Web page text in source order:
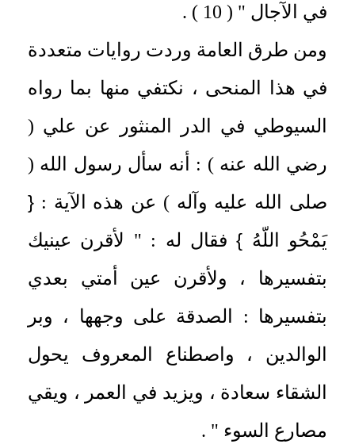
في الآجال " ( 10 ) .
ومن طرق العامة وردت روايات متعددة
في هذا المنحى ، نكتفي منها بما رواه
السيوطي في الدر المنثور عن علي (
رضي الله عنه ) : أنه سأل رسول الله (
صلى الله عليه وآله ) عن هذه الآية : {
يَمْحُو اللّهُ }فقال له : " لأقرن عينيك
بتفسيرها ، ولأقرن عين أمتي بعدي
بتفسيرها : الصدقة على وجهها ، وبر
الوالدين ، واصطناع المعروف يحول
الشقاء سعادة ، ويزيد في العمر ، ويقي
مصارع السوء " .